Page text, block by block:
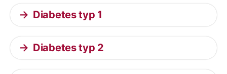
Diabetes typ 1
Diabetes typ 2